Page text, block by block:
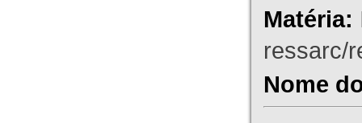
Matéria:
ressarc/
Nome